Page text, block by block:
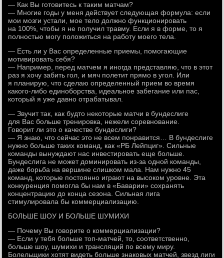
— Как Вы готовитесь к таким матчам?
— Многие годы у меня действует следующая формула: если
мои мозги устали, мое тело должно функционировать
на 100%, чтобы я не получил травму. Если я в форме, то я
полностью могу положиться на работу моего тела.
— Есть ли у Вас определенные приемы, помогающие
мотивировать себя?
— Например, перед матчем я иногда представляю, что в этот
раз я хочу забить гол, и мяч полетит прямо в угол. Или
я планирую, что сделаю определенный прием во время
какого-либо единоборства, идеальное забегание или пас,
который я уже давно отрабатывал.
— Звучит так, как будто некоторые матчи в бундеслиге
для Вас больше тренировка, нежели соревнование.
Говорит ли это о качестве бундеслиги?
— Я знаю, что сейчас это не всем понравится… В бундеслиге
нужно больше таких команд, как «РБ Лейпциг». Сильные
команды вынуждают нас инвестировать еще больше.
Бундеслига не может доминировать из-за одной команды,
даже борьба на вершине слишком мала. Нам нужно 45
команд, которые постоянно играют на высоком уровне. Эта
конкуренция помогла бы нам в «Баварии» сохранять
концентрацию до конца сезона. Сильная лига
стимулировала бы коммерциализацию.
БОЛЬШЕ ШОУ И БОЛЬШЕ ШУМИХИ
— Почему Вы говорите о коммерциализации?
— Если у тебя больше топ-матчей, то, соответственно,
больше шоу, шумихи и трансляций по всему миру.
Болельщики хотят видеть больше знаковых матчей, звезд лиги